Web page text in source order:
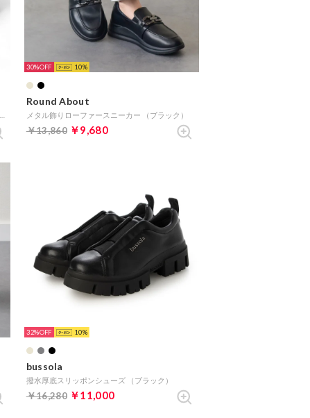
30% 10
Round About
メタル飾りローファースニーカー （ブラック）
￥13,860 ￥9,680
32% 10
bussola
撥水厚底スリッポンシューズ （ブラック）
￥16,280 ￥11,000